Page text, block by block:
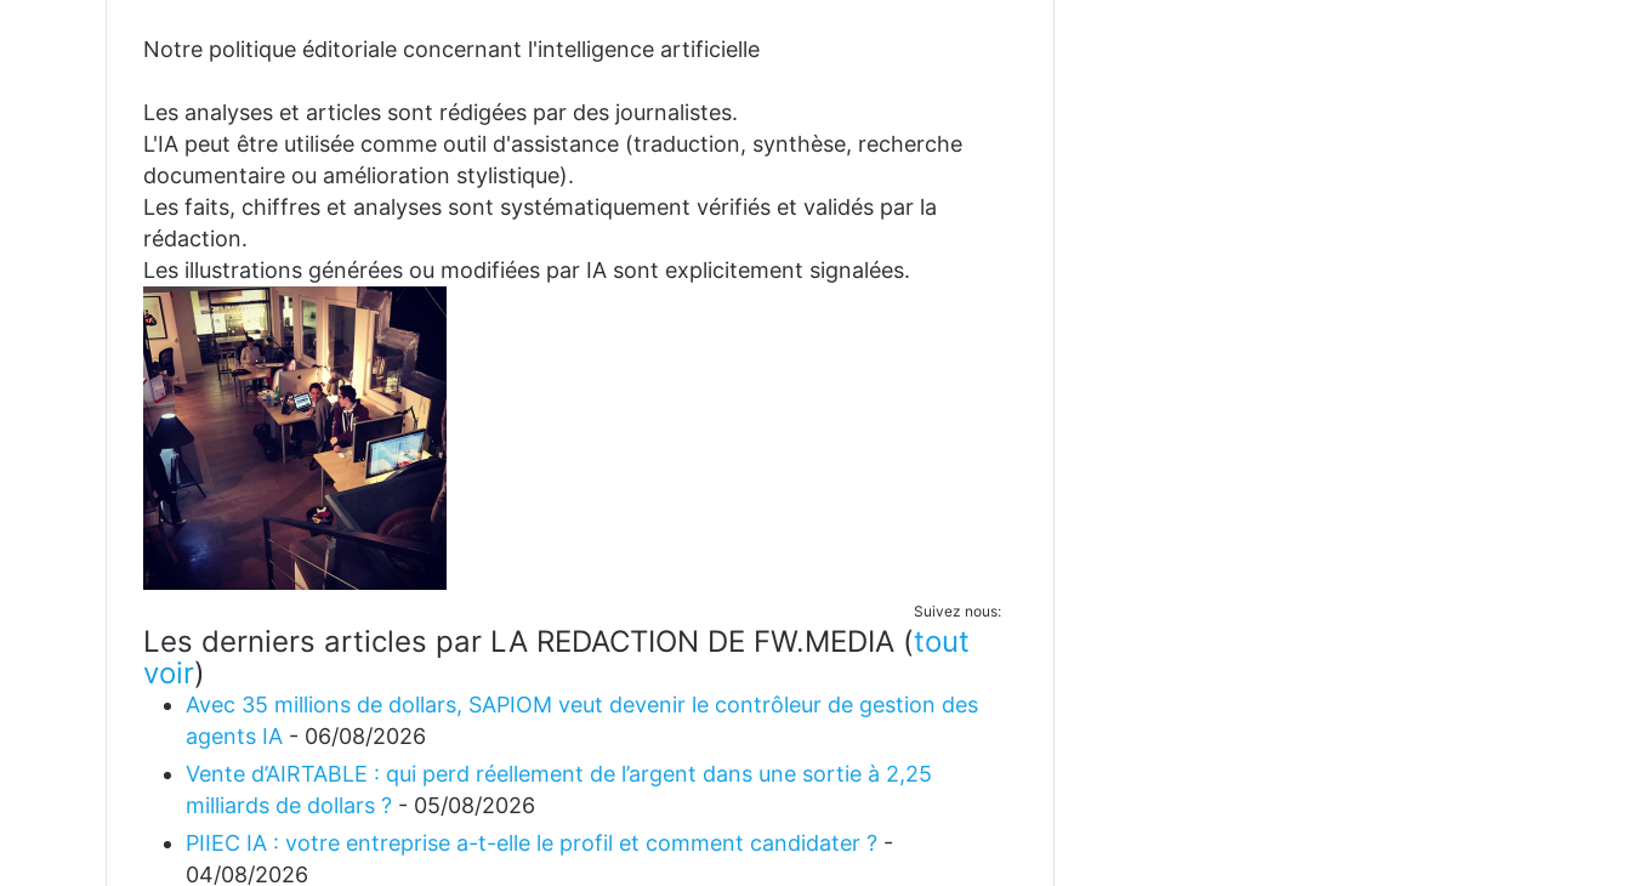
Notre politique éditoriale concernant l'intelligence artificielle
Les analyses et articles sont rédigées par des journalistes.
L'IA peut être utilisée comme outil d'assistance (traduction, synthèse, recherche
documentaire ou amélioration stylistique).
Les faits, chiffres et analyses sont systématiquement vérifiés et validés par la
rédaction.
Les illustrations générées ou modifiées par IA sont explicitement signalées.
Suivez nous:
Les derniers articles par LA REDACTION DE FW.MEDIA (tout
voir)
Avec 35 millions de dollars, SAPIOM veut devenir le contrôleur de gestion des
agents IA - 06/08/2026
Vente d’AIRTABLE : qui perd réellement de l’argent dans une sortie à 2,25
milliards de dollars ? - 05/08/2026
PIIEC IA : votre entreprise a-t-elle le profil et comment candidater ? -
04/08/2026